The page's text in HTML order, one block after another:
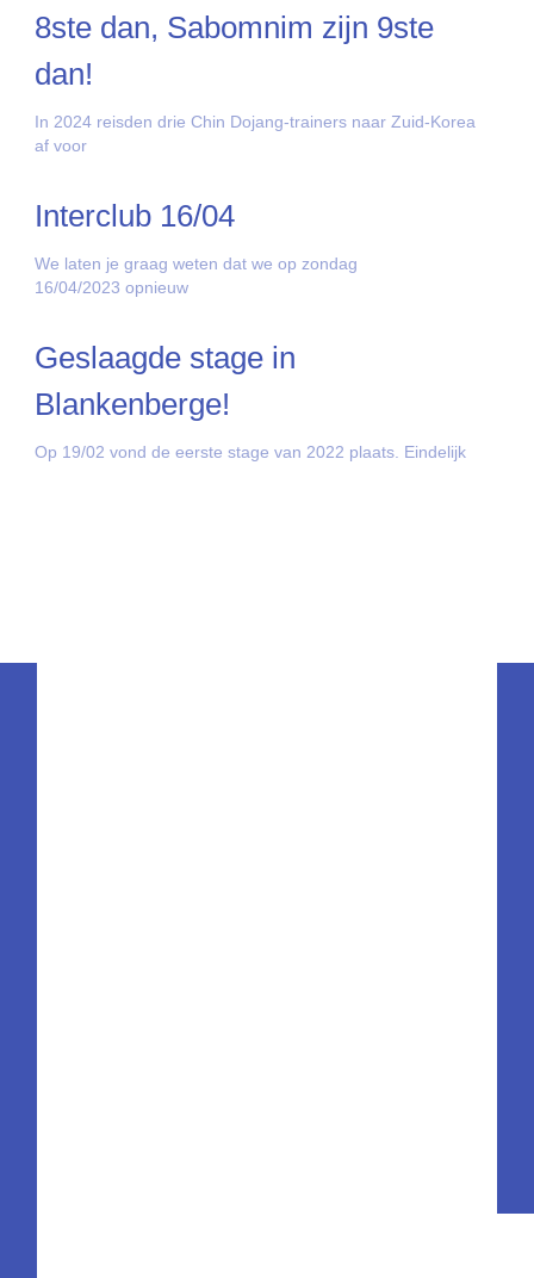
8ste dan, Sabomnim zijn 9ste
dan!
In 2024 reisden drie Chin Dojang-trainers naar Zuid-Korea
af voor
Interclub 16/04
We laten je graag weten dat we op zondag
16/04/2023 opnieuw
Geslaagde stage in
Blankenberge!
Op 19/02 vond de eerste stage van 2022 plaats. Eindelijk